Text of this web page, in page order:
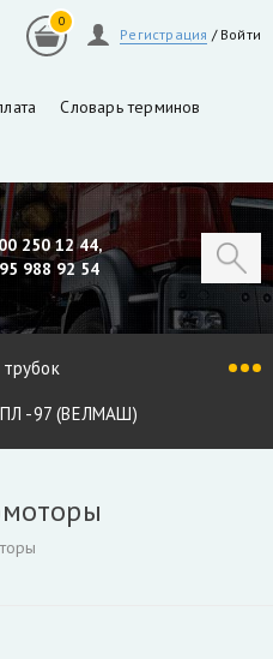
Регистрация / Войти
0
Словарь терминов
250 12 44,
988 92 54
-97 (ВЕЛМАШ)
90, 100